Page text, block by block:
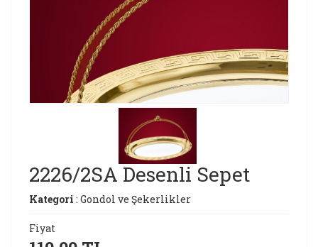
2226/2SA Desenli Sepet
Kategori : Gondol ve Şekerlikler
Fiyat